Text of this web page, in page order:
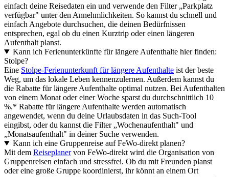
einfach deine Reisedaten ein und verwende den Filter „Parkplatz
verfügbar" unter den Annehmlichkeiten. So kannst du schnell und
einfach Angebote durchsuchen, die deinen Bedürfnissen
entsprechen, egal ob du einen Kurztrip oder einen längeren
Aufenthalt planst.
Kann ich Ferienunterkünfte für längere Aufenthalte hier finden:
Stolpe?
Eine Stolpe-Ferienunterkunft für längere Aufenthalte ist der beste
Weg, um das lokale Leben kennenzulernen. Außerdem kannst du
die Rabatte für längere Aufenthalte optimal nutzen. Bei Aufenthalten
von einem Monat oder einer Woche sparst du durchschnittlich 10
%.* Rabatte für längere Aufenthalte werden automatisch
angewendet, wenn du deine Urlaubsdaten in das Such-Tool
eingibst, oder du kannst die Filter „Wochenaufenthalt" und
„Monatsaufenthalt" in deiner Suche verwenden.
Kann ich eine Gruppenreise auf FeWo-direkt planen?
Mit dem Reiseplanervon FeWo-direkt wird die Organisation von
Gruppenreisen einfach und stressfrei. Ob du mit Freunden planst
oder eine große Gruppe koordinierst, ihr könnt an einem Ort